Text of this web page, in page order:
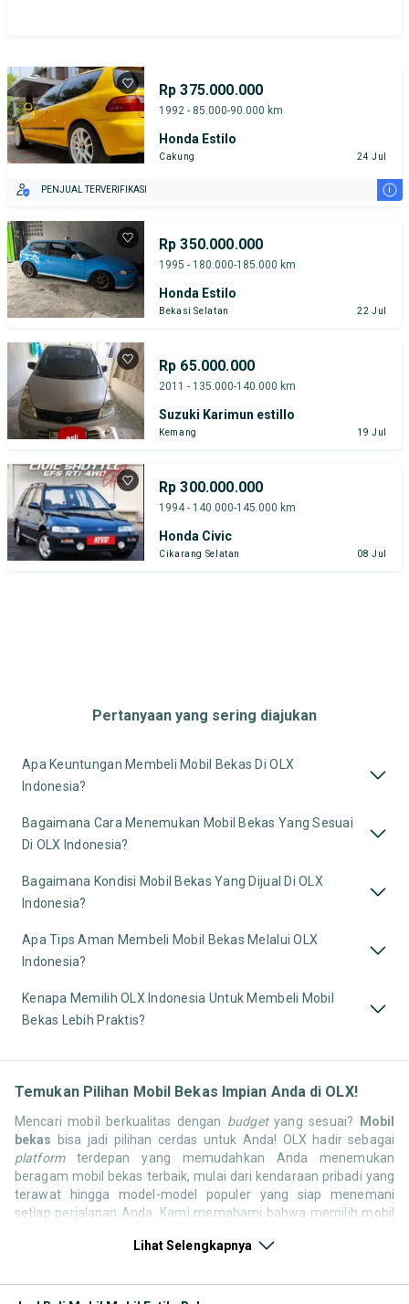
Rp 375.000.000
1992 - 85.000-90.000 km
Honda Estilo
Cakung 24 Jul
PENJUAL TERVERIFIKASI i
Rp 350.000.000
1995 - 180.000-185.000 km
Honda Estilo
Bekasi Selatan 22 Jul
Rp 65.000.000
2011 - 135.000-140.000 km
Suzuki Karimun estillo
Kemang 19 Jul
Rp 300.000.000
1994 - 140.000-145.000 km
Honda Civic
Cikarang Selatan 08 Jul
Pertanyaan yang sering diajukan
Apa Keuntungan Membeli Mobil Bekas Di OLX
Indonesia?
Bagaimana Cara Menemukan Mobil Bekas Yang Sesuai
Di OLX Indonesia?
Bagaimana Kondisi Mobil Bekas Yang Dijual Di OLX
Indonesia?
Apa Tips Aman Membeli Mobil Bekas Melalui OLX
Indonesia?
Kenapa Memilih OLX Indonesia Untuk Membeli Mobil
Bekas Lebih Praktis?
Temukan Pilihan Mobil Bekas Impian Anda di OLX!
Mencari mobil berkualitas dengan budgetyang sesuai? Mobil
bekas bisa jadi pilihan cerdas untuk Anda! OLX hadir sebagai
platformterdepan yang memudahkan Anda menemukan
beragam mobil bekas terbaik, mulai dari kendaraan pribadi yang
terawat hingga model-model populer yang siap menemani
setiap perjalanan Anda. Kami memahami bahwa memilih mobil
ribuan daftar dari penjual terpercaya di seluruh Indonesia.
dengan gaya hidup, kebutuhan, danbudgetAnda!
Lihat Selengkapnya